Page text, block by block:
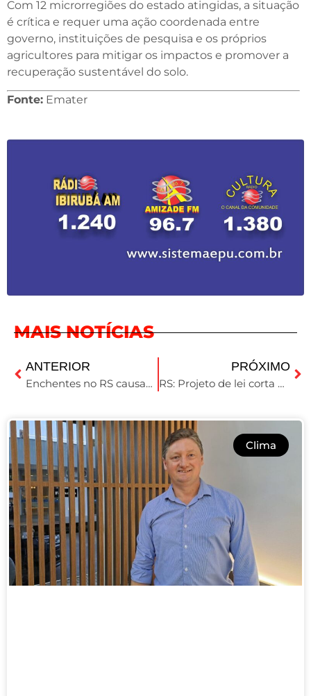
Com 12 microrregiões do estado atingidas, a situação
é crítica e requer uma ação coordenada entre
governo, instituições de pesquisa e os próprios
agricultores para mitigar os impactos e promover a
recuperação sustentável do solo.
Fonte: Emater
MAIS NOTÍCIAS
ANTERIOR
Enchentes no RS causam danos em mais de 206 mil propriedades rurais
PRÓXIMO
RS: Projeto de lei corta benefícios sociais a invasores de propriedades
Clima